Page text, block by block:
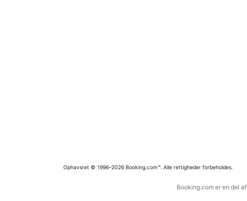
Ophavsret © 1996–2026 Booking.com™. Alle rettigheder forbeholdes.
Booking.com er en del